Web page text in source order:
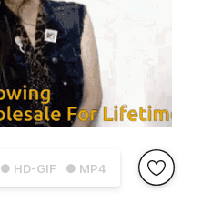
● HD-GIF ● MP4